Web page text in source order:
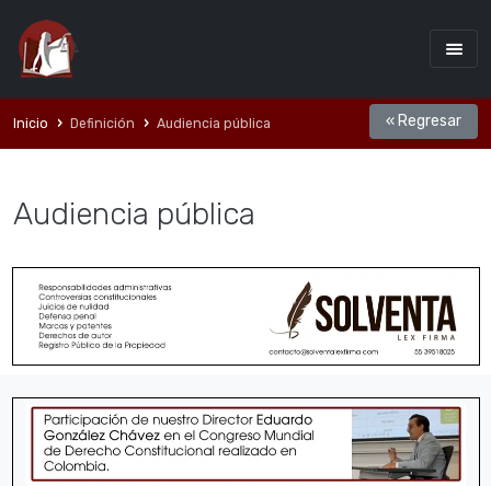
Inicio Definición Audiencia pública « Regresar
Audiencia pública